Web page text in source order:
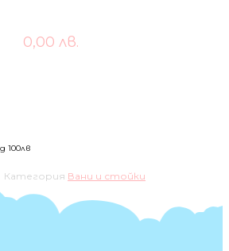
0,00 лв.
100лв
Категория Вани и стойки